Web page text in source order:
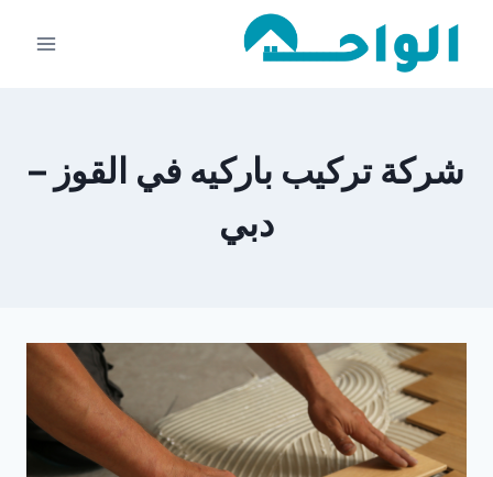
شركة تركيب باركيه في القوز –
دبي